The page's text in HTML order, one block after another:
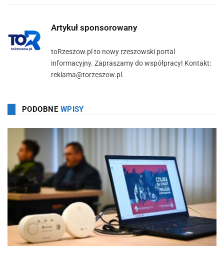
Artykuł sponsorowany
toRzeszow.pl to nowy rzeszowski portal
informacyjny. Zapraszamy do współpracy! Kontakt:
reklama@torzeszow.pl.
PODOBNE WPISY